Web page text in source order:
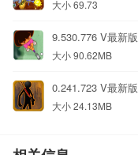
大小 69.73
9.530.776 V最新版
大小 90.62MB
0.241.723 V最新版
大小 24.13MB